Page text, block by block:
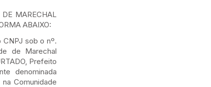
MARECHAL
ABAIXO:
CNPJ sob o nº.
de Marechal
Prefeito
denominada
Comunidade